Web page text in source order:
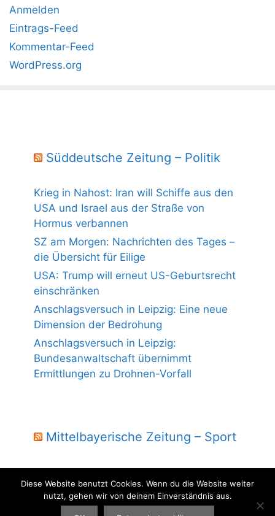
Anmelden
Eintrags-Feed
Kommentar-Feed
WordPress.org
Süddeutsche Zeitung – Politik
Krieg in Nahost: Iran will Schiffe aus den
USA und Israel aus der Straße von
Hormus verbannen
SZ am Morgen: Nachrichten des Tages –
die Übersicht für Eilige
USA: Trump will erneut US-Geburtsrecht
einschränken
Anschlagsversuch in Leipzig: Eine neue
Dimension der Bedrohung
Anschlagsversuch in Leipzig:
Bundesanwaltschaft übernimmt
Ermittlungen zu Drohnen-Vorfall
Mittelbayerische Zeitung – Sport
© 2004 - 2026 Laber Jura - powered by wmm-gbr.de
Diese Website benutzt Cookies. Wenn du die Website weiter
nutzt, gehen wir von deinem Einverständnis aus.